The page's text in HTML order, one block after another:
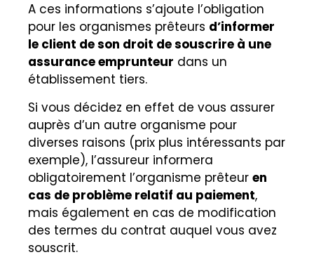
A ces informations s’ajoute l’obligation
pour les organismes prêteurs d’informer
le client de son droit de souscrire à une
assurance emprunteur dans un
établissement tiers.
Si vous décidez en effet de vous assurer
auprès d’un autre organisme pour
diverses raisons (prix plus intéressants par
exemple), l’assureur informera
obligatoirement l’organisme prêteur en
cas de problème relatif au paiement,
mais également en cas de modification
des termes du contrat auquel vous avez
souscrit.